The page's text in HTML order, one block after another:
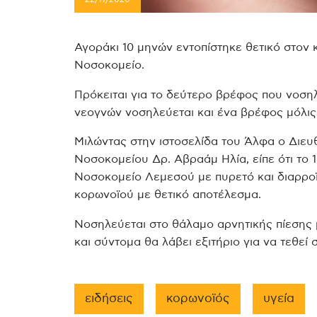
Αγοράκι 10 μηνών εντοπίστηκε θετικό
Νοσοκομείο.
Πρόκειται για το δεύτερο βρέφος που
νεογνών νοσηλεύεται και ένα βρέφος
Μιλώντας στην ιστοσελίδα του Άλφα ο
Νοσοκομείου Δρ. Αβραάμ Ηλία, είπε ότι
Νοσοκομείο Λεμεσού με πυρετό και
κορωνοϊού με θετικό αποτέλεσμα.
Νοσηλεύεται στο θάλαμο αρνητικής
και σύντομα θα λάβει εξιτήριο για να τεθεί
ειδήσεις κορωνοϊός υγεία